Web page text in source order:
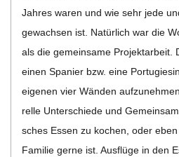
Jah­res waren und wie sehr jede
gewach­sen ist. Natür­lich war die
als die gemein­same Pro­jekt­ar­beit.
einen Spa­nier bzw. eine
eige­nen vier Wän­den
relle Unter­schiede und
sches Essen zu kochen, oder
Fami­lie gerne ist. Aus­flüge in den